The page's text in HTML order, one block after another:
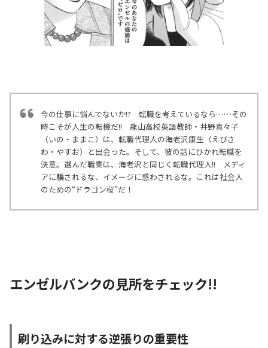
今の仕事に悩んでないか!? 転職を考えているなら……その
時こそが人生の転機だ!! 龍山高校英語教師・井野真々子
（いの・ままこ）は、転職代理人の海老沢康生（えびさ
わ・やすお）と出会った。そして、彼の話にひかれ転職を
決意。選んだ職業は、海老沢と同じく転職代理人!! メディ
アに騙されるな、イメージに惑わされるな。これは社会人
のための“ドラゴン桜”だ！
エンゼルバンクの見所をチェック!!
刷り込みに対する逆張りの重要性